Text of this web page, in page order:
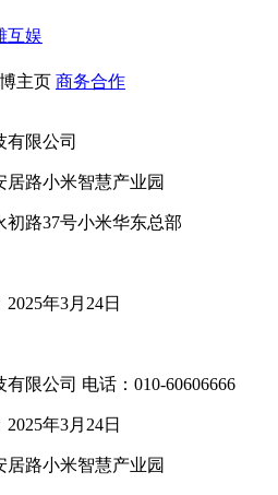
互娱
主页 商务合作
有限公司
路小米智慧产业园
路37号小米华东总部
年3月24日
限公司 电话：010-60606666
年3月24日
路小米智慧产业园